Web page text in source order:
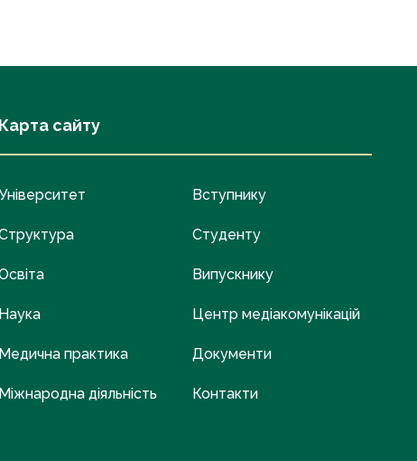
Карта сайту
Наука
Медична практика
Міжнародна діяльність
Вступнику
Студенту
Випускнику
Центр медіакомунікацій
Документи
Контакти